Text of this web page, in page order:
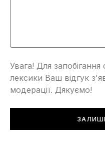
Увага! Для
лексики Ваш відгук
модерації. Дякуємо!